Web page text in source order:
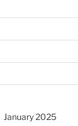
January 2025